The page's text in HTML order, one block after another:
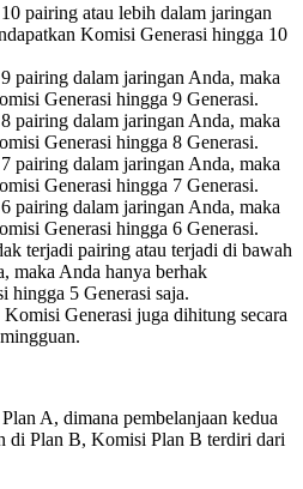
pairing atau lebih dalam jaringan
Komisi Generasi hingga 10
pairing dalam jaringan Anda, maka
Generasi hingga 9 Generasi.
pairing dalam jaringan Anda, maka
Generasi hingga 8 Generasi.
pairing dalam jaringan Anda, maka
Generasi hingga 7 Generasi.
pairing dalam jaringan Anda, maka
Generasi hingga 6 Generasi.
terjadi pairing atau terjadi di bawah
maka Anda hanya berhak
hingga 5 Generasi saja.
Generasi juga dihitung secara
A, dimana pembelanjaan kedua
di Plan B, Komisi Plan B terdiri dari